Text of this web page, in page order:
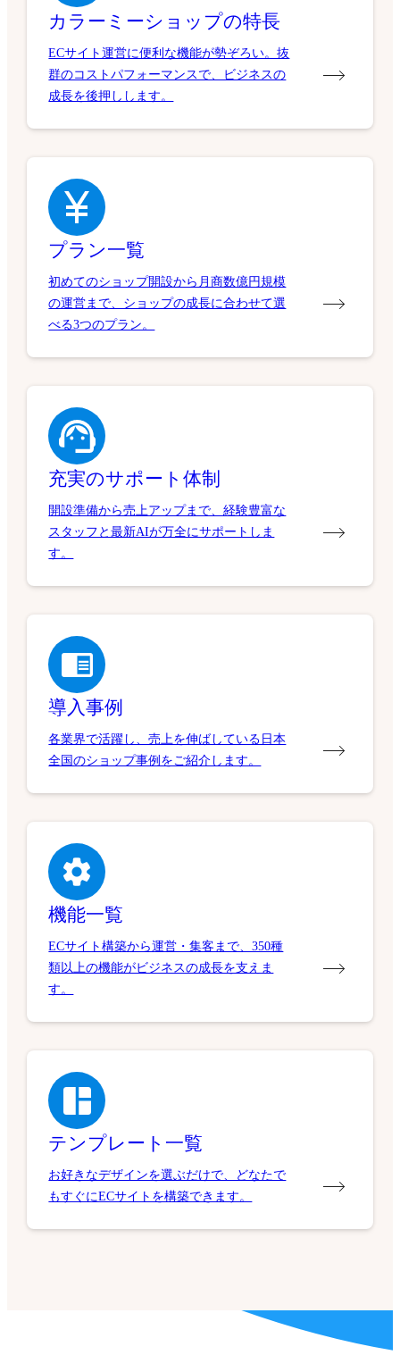
カラーミーショップの特長
ECサイト運営に便利な機能が勢ぞろい。抜
群のコストパフォーマンスで、ビジネスの
成長を後押しします。
プラン一覧
初めてのショップ開設から月商数億円規模
の運営まで、ショップの成長に合わせて選
べる3つのプラン。
充実のサポート体制
開設準備から売上アップまで、経験豊富な
スタッフと最新AIが万全にサポートしま
す。
導入事例
各業界で活躍し、売上を伸ばしている日本
全国のショップ事例をご紹介します。
機能一覧
ECサイト構築から運営・集客まで、350種
類以上の機能がビジネスの成長を支えま
す。
テンプレート一覧
お好きなデザインを選ぶだけで、どなたで
もすぐにECサイトを構築できます。